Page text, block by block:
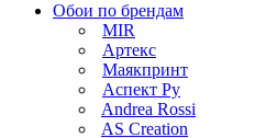
Обои по брендам
MIR
Артекс
Маякпринт
Аспект Ру
Andrea Rossi
AS Creation